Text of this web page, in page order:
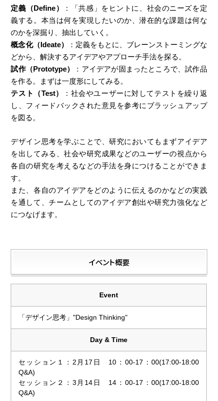
定義（Define）
：「共感」をヒントに、社会のニーズを定
義する。本当は何を実現したいのか、潜在的な課題は何な
のかを深掘り、抽出していく。
概念化（Ideate）
：定義をもとに、ブレーンストーミングな
どから、解決するアイデアやアプローチ手法を探る。
試作（Prototype）
：アイデアが固まったところで、試作品
を作る。まずは一度形にしてみる。
テスト（Test）
：社会やユーザーに対してテストを繰り返
し、フィードバックされた意見を参考にブラッシュアップ
を図る。
デザイン思考を学ぶことで、研究においてもまずアイデア
を出してみる、社会や研究成果などのユーザーの視点から
各自の研究を考えるなどの手法を身につけることができま
す。
また、各自のアイデアをどのように伝えるのかなどの実践
を通して、チームとしてのアイデア創出や研究力強化など
につなげます。
イベント概要
Event
「デザイン思考」"Design Thinking"
Day & Time
セッション１：2月17日 10：00-17：00(17:00-18:00
Q&A)
セッション２：3月14日 14：00-17：00(17:00-18:00
Q&A)